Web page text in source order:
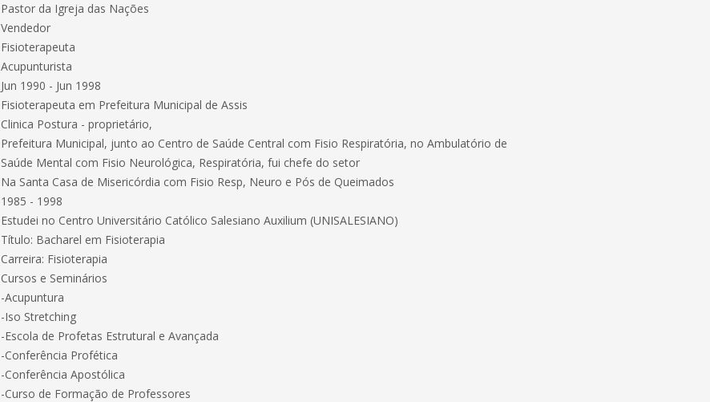
Pastor da Igreja das Nações
Vendedor
Fisioterapeuta
Acupunturista
Jun 1990 - Jun 1998
Fisioterapeuta em Prefeitura Municipal de Assis
Clinica Postura - proprietário,
Prefeitura Municipal, junto ao Centro de Saúde Central com Fisio Respiratória, no Ambulatório de
Saúde Mental com Fisio Neurológica, Respiratória, fui chefe do setor
Na Santa Casa de Misericórdia com Fisio Resp, Neuro e Pós de Queimados
1985 - 1998
Estudei no Centro Universitário Católico Salesiano Auxilium (UNISALESIANO)
Título: Bacharel em Fisioterapia
Carreira: Fisioterapia
Cursos e Seminários
-Acupuntura
-Iso Stretching
-Escola de Profetas Estrutural e Avançada
-Conferência Profética
-Conferência Apostólica
-Curso de Formação de Professores